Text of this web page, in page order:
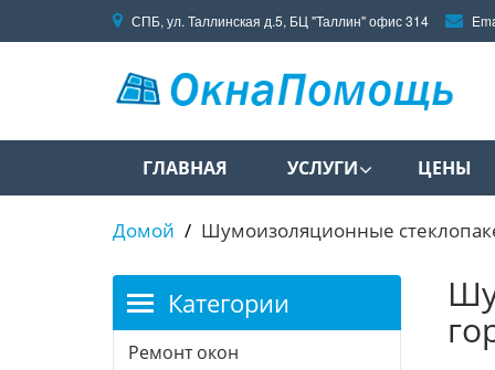
СПБ, ул. Таллинская д.5, БЦ "Таллин" офис 314
ГЛАВНАЯ УСЛУГИ ЦЕНЫ
Домой Шумоизоляционные
Категории
Ремонт окон